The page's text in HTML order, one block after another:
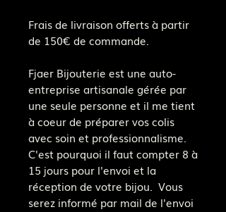
Frais de livraison offerts à partir
de 150€ de commande.
Fjaer Bijouterie est une auto-
entreprise artisanale gérée par
une seule personne et il me tient
à coeur de préparer vos colis
avec soin et professionnalisme.
C'est pourquoi il faut compter 8 à
15 jours pour l'envoi et la
réception de votre bijou. Vous
serez informé par mail de l'envoi